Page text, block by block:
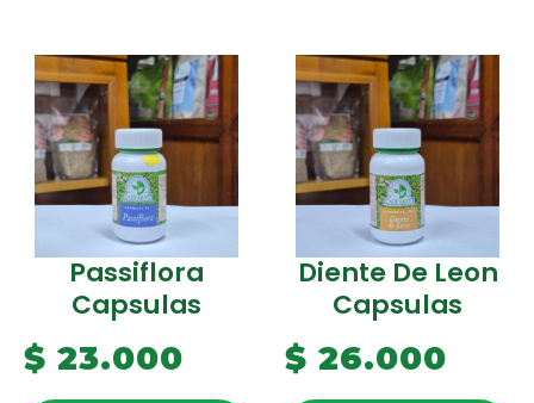
Passiflora
Capsulas
$ 23.000
Diente De Leon
Capsulas
$ 26.000